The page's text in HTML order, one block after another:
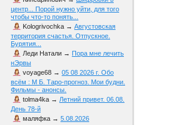
центр... Порой нужно уйти, для того
чтобы что-то понять...
Kologrivochka → Августовская
территория счастья. Отпускное.
Бурятия...
Леди Натали → Пора мне лечить
нЭрвы
voyage68 → 05 08 2026 г. Обо
всём : М Б. Таро-прогноз. Мои будни.
Фильмы - анонсы.
tolma4ka → Летний привет. 06.08.
День 78-й
маляфка → 5.08.2026